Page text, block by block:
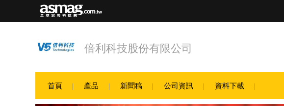
倍利科技股份有限公司
首頁 產品 新聞稿 公司資訊 資料下載